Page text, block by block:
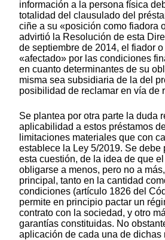
información a la persona física
totalidad del clausulado del
ciñe a su «posición como fiadora
advirtió la Resolución de esta
de septiembre de 2014, el fiador
«afectado» por las condiciones
en cuanto determinantes de su
misma sea subsidiaria de la del
posibilidad de reclamar en vía de
Se plantea por otra parte la duda
aplicabilidad a estos préstamos
limitaciones materiales que con
establece la Ley 5/2019. Se debe
esta cuestión, de la idea de que
obligarse a menos, pero no a
principal, tanto en la cantidad
condiciones (artículo 1826 del
permite en principio pactar un
contrato con la sociedad, y otro
garantías constituidas. No
aplicación de cada una de dichas